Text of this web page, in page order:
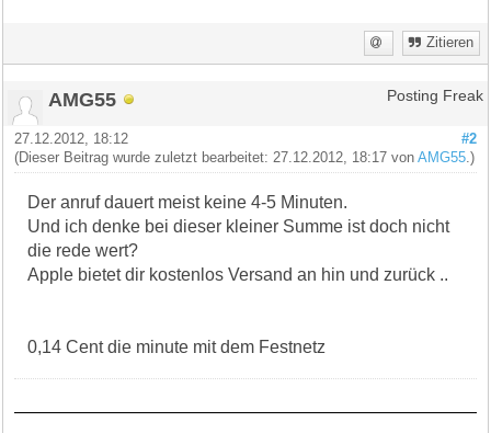
Zitieren
AMG55 Posting Freak
#2
27.12.2012, 18:12
(Dieser Beitrag wurde zuletzt bearbeitet: 27.12.2012, 18:17 vonAMG55 .)
Der anruf dauert meist keine 4-5 Minuten.
Und ich denke bei dieser kleiner Summe ist doch nicht
die rede wert?
Apple bietet dir kostenlos Versand an hin und zurück ..
0,14 Cent die minute mit dem Festnetz